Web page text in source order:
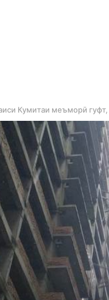
Кумитаи меъморӣ